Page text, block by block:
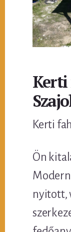
Kerti
Kerti
Ön
nyitott,